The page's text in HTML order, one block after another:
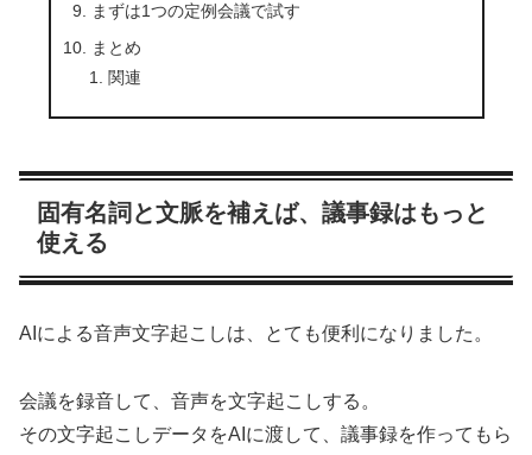
まずは1つの定例会議で試す
まとめ
関連
固有名詞と文脈を補えば、議事録はもっと
使える
AIによる音声文字起こしは、とても便利になりました。
会議を録音して、音声を文字起こしする。
その文字起こしデータをAIに渡して、議事録を作ってもら